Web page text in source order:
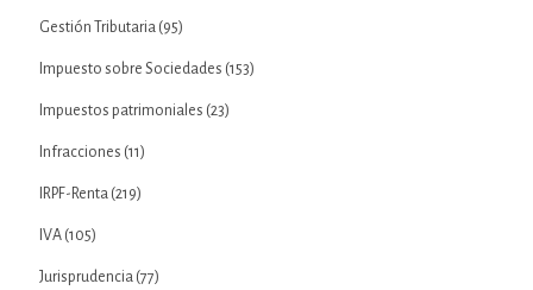
Gestión Tributaria (95)
Impuesto sobre Sociedades (153)
Impuestos patrimoniales (23)
Infracciones (11)
IRPF-Renta (219)
IVA (105)
Jurisprudencia (77)